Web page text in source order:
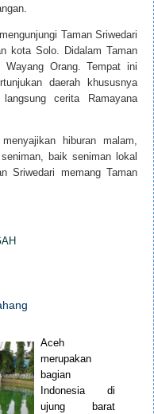
Taman Sriwedari
kota Solo. Didalam Taman
Wayang Orang. Tempat ini
daerah khususnya
cerita Ramayana
hiburan malam,
baik seniman lokal
Sriwedari memang Taman
Aceh
merupakan
bagian
Indonesia di
ujung barat